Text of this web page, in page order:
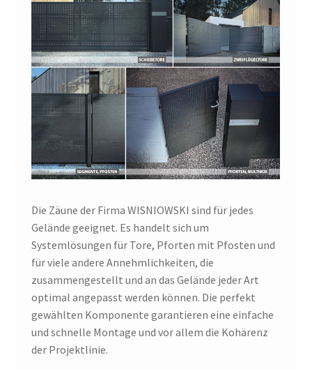
Die Zäune der Firma WISNIOWSKI sind für jedes
Gelände geeignet. Es handelt sich um
Systemlösungen für Tore, Pforten mit Pfosten und
für viele andere Annehmlichkeiten, die
zusammengestellt und an das Gelände jeder Art
optimal angepasst werden können. Die perfekt
gewählten Komponente garantieren eine einfache
und schnelle Montage und vor allem die Kohärenz
der Projektlinie.